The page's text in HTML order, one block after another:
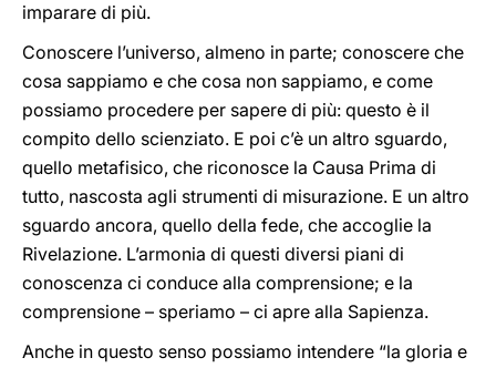
imparare di più.
Conoscere l’universo, almeno in parte; conoscere che
cosa sappiamo e che cosa non sappiamo, e come
possiamo procedere per sapere di più: questo è il
compito dello scienziato. E poi c’è un altro sguardo,
quello metafisico, che riconosce la Causa Prima di
tutto, nascosta agli strumenti di misurazione. E un altro
sguardo ancora, quello della fede, che accoglie la
Rivelazione. L’armonia di questi diversi piani di
conoscenza ci conduce alla comprensione; e la
comprensione – speriamo – ci apre alla Sapienza.
Anche in questo senso possiamo intendere “la gloria e